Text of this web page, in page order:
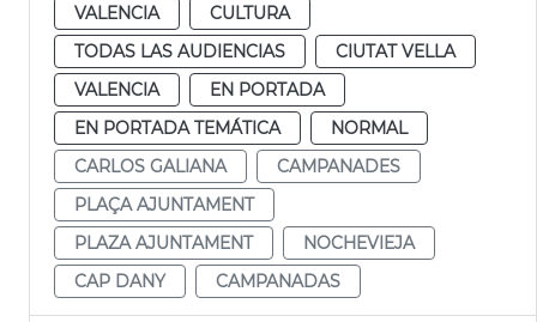
VALENCIA
CULTURA
TODAS LAS AUDIENCIAS
CIUTAT VELLA
VALENCIA
EN PORTADA
EN PORTADA TEMÁTICA
NORMAL
CARLOS GALIANA
CAMPANADES
PLAÇA AJUNTAMENT
PLAZA AJUNTAMENT
NOCHEVIEJA
CAP DANY
CAMPANADAS